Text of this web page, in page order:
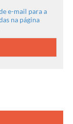
e-mail para a
na página